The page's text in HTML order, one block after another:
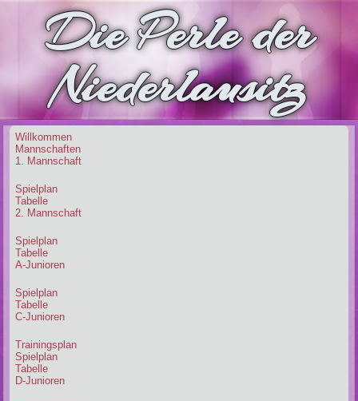
Die Perle der
Niederlausitz
Willkommen
Mannschaften
1. Mannschaft
Spielplan
Tabelle
2. Mannschaft
Spielplan
Tabelle
A-Junioren
Spielplan
Tabelle
C-Junioren
Trainingsplan
Spielplan
Tabelle
D-Junioren